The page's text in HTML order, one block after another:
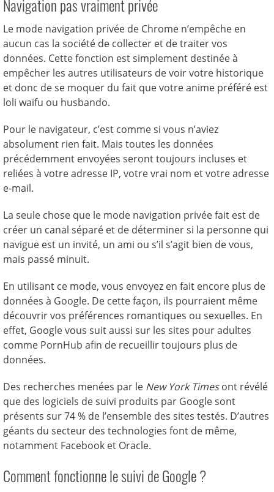
Navigation pas vraiment privée
Le mode navigation privée de Chrome n’empêche en
aucun cas la société de collecter et de traiter vos
données. Cette fonction est simplement destinée à
empêcher les autres utilisateurs de voir votre historique
et donc de se moquer du fait que votre anime préféré est
loli waifu ou husbando.
Pour le navigateur, c’est comme si vous n’aviez
absolument rien fait. Mais toutes les données
précédemment envoyées seront toujours incluses et
reliées à votre adresse IP, votre vrai nom et votre adresse
e-mail.
La seule chose que le mode navigation privée fait est de
créer un canal séparé et de déterminer si la personne qui
navigue est un invité, un ami ou s’il s’agit bien de vous,
mais passé minuit.
En utilisant ce mode, vous envoyez en fait encore plus de
données à Google. De cette façon, ils pourraient même
découvrir vos préférences romantiques ou sexuelles. En
effet, Google vous suit aussi sur les sites pour adultes
comme PornHub afin de recueillir toujours plus de
données.
Des recherches menées par le New York Timesont révélé
que des logiciels de suivi produits par Google sont
présents sur 74 % de l’ensemble des sites testés. D’autres
géants du secteur des technologies font de même,
notamment Facebook et Oracle.
Comment fonctionne le suivi de Google ?